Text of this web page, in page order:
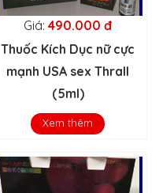
Giá: 490.000 đ
Thuốc Kích Dục nữ cực
mạnh USA sex Thrall
(5ml)
Xem thêm